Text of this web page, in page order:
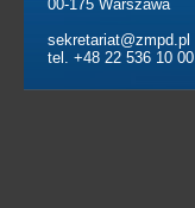
00-175 Warszawa
sekretariat@zmpd.pl
tel. +48 22 536 10 00